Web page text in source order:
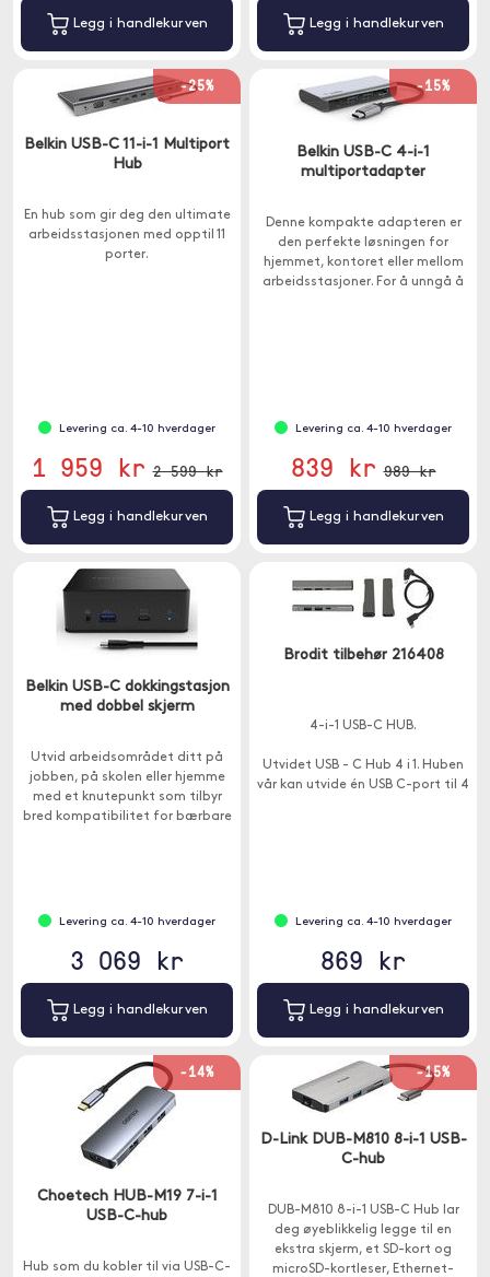
Legg i handlekurven Legg i handlekurven
-25%
Belkin USB-C 11-i-1 Multiport
Hub
En hub som gir deg den ultimate
arbeidsstasjonen med opptil 11
porter.
Levering ca. 4-10 hverdager
1 959 kr 2 599 kr
Legg i handlekurven
-15%
Belkin USB-C 4-i-1
multiportadapter
Denne kompakte adapteren er
den perfekte løsningen for
hjemmet, kontoret eller mellom
arbeidsstasjoner. For å unngå å
Levering ca. 4-10 hverdager
839 kr 989 kr
Legg i handlekurven
Belkin USB-C dokkingstasjon
med dobbel skjerm
Utvid arbeidsområdet ditt på
jobben, på skolen eller hjemme
med et knutepunkt som tilbyr
bred kompatibilitet for bærbare
Levering ca. 4-10 hverdager
3 069 kr
Legg i handlekurven
Brodit tilbehør 216408
4-i-1 USB-C HUB.
Utvidet USB - C Hub 4 i 1. Huben
vår kan utvide én USB C-port til 4
Levering ca. 4-10 hverdager
869 kr
Legg i handlekurven
-14%
Choetech HUB-M19 7-i-1
USB-C-hub
Hub som du kobler til via USB-C-
-15%
D-Link DUB-M810 8-i-1 USB-
C-hub
DUB-M810 8-i-1 USB-C Hub lar
deg øyeblikkelig legge til en
ekstra skjerm, et SD-kort og
microSD-kortleser, Ethernet-